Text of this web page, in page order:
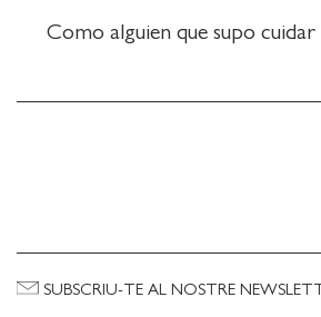
Como alguien que supo cuidar
SUBSCRIU-TE AL NOSTRE